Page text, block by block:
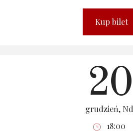
Kup bilet
20
grudzień, Nd
18:00